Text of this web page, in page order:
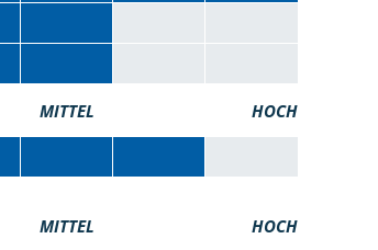
MITTEL HOCH
MITTEL HOCH